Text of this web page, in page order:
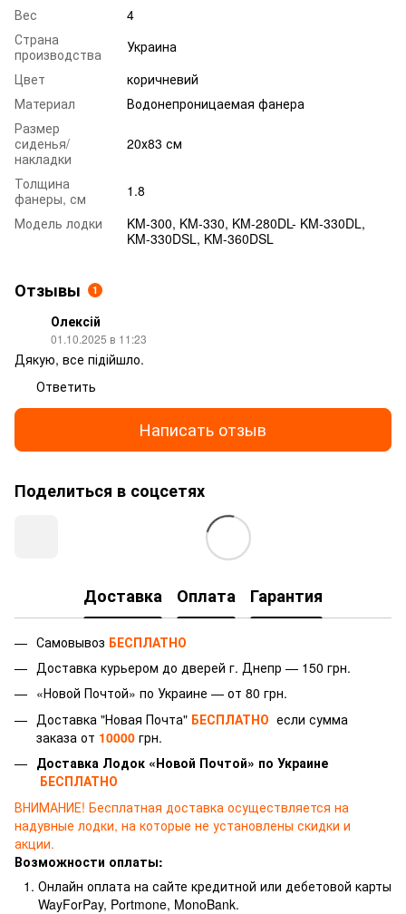
Вес
4
Страна
производства
Украина
Цвет
коричневий
Материал
Водонепроницаемая фанера
Размер
сиденья/
накладки
20х83 см
Толщина
фанеры, см
1.8
Модель лодки
KM-300, KM-330, KM-280DL- KM-330DL,
KM-330DSL, KM-360DSL
Отзывы 1
Олексій
01.10.2025 в 11:23
Дякую, все підійшло.
Ответить
Написать отзыв
Поделиться в соцсетях
Доставка Оплата Гарантия
Самовывоз БЕСПЛАТНО
Доставка курьером до дверей г. Днепр — 150 грн.
«Новой Почтой» по Украине — от 80 грн.
Доставка "Новая Почта" БЕСПЛАТНО если сумма
заказа от 10000 грн.
Доставка Лодок «Новой Почтой» по Украине
БЕСПЛАТНО
ВНИМАНИЕ! Бесплатная доставка осуществляется на
надувные лодки, на которые не установлены скидки и
акции.
Возможности оплаты:
Онлайн оплата на сайте кредитной или дебетовой карты
WayForPay, Portmone, MonoBank.